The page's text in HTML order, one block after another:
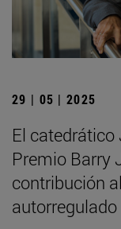
29 | 05 | 2025
El catedrático
Premio Barry
contribución
autorregulado